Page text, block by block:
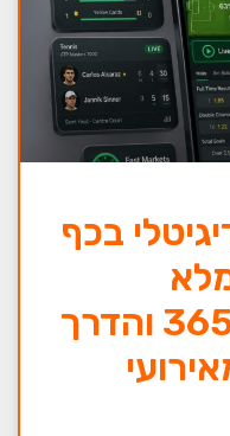
בכף
לפלטפורמת בט 365 והדרך